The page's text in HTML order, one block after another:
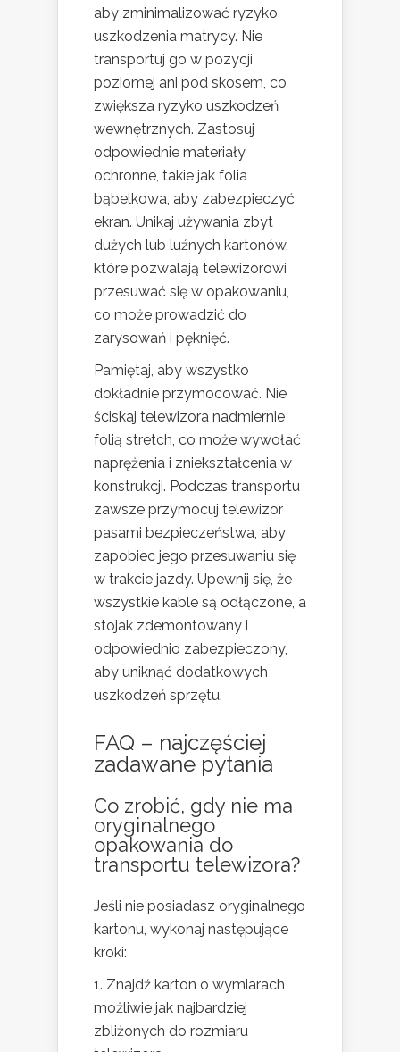
aby zminimalizować ryzyko
uszkodzenia matrycy. Nie
transportuj go w pozycji
poziomej ani pod skosem, co
zwiększa ryzyko uszkodzeń
wewnętrznych. Zastosuj
odpowiednie materiały
ochronne, takie jak folia
bąbelkowa, aby zabezpieczyć
ekran. Unikaj używania zbyt
dużych lub luźnych kartonów,
które pozwalają telewizorowi
przesuwać się w opakowaniu,
co może prowadzić do
zarysowań i pęknięć.
Pamiętaj, aby wszystko
dokładnie przymocować. Nie
ściskaj telewizora nadmiernie
folią stretch, co może wywołać
naprężenia i zniekształcenia w
konstrukcji. Podczas transportu
zawsze przymocuj telewizor
pasami bezpieczeństwa, aby
zapobiec jego przesuwaniu się
w trakcie jazdy. Upewnij się, że
wszystkie kable są odłączone, a
stojak zdemontowany i
odpowiednio zabezpieczony,
aby uniknąć dodatkowych
uszkodzeń sprzętu.
FAQ – najczęściej
zadawane pytania
Co zrobić, gdy nie ma
oryginalnego
opakowania do
transportu telewizora?
Jeśli nie posiadasz oryginalnego
kartonu, wykonaj następujące
kroki:
Znajdź karton o wymiarach
możliwie jak najbardziej
zbliżonych do rozmiaru